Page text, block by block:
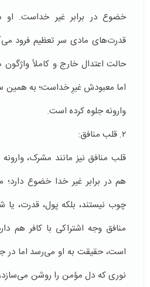
خضوع در برابر غیر خداست. او
قدرت‌های مادی سر تعظیم فرود
حالت اعتدال خارج و کاملاً
اما معبودش غیرِ خداست؛ به همین
وارونه جلوه کرده است.
۲. قلب منافق:
قلب منافق نیز مانند مشرک،
هم در برابر غیر خدا خضوع
چوب نیستند، بلکه پول، قدرت، یا
منافق وجه اشتراکی با کافر هم
است، حقیقت به او می‌رسد اما در
نوری که دل مؤمن را روشن می‌سازد،